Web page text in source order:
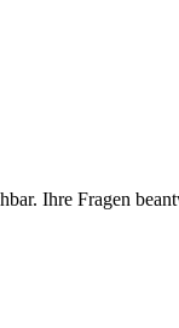
Ihre Fragen